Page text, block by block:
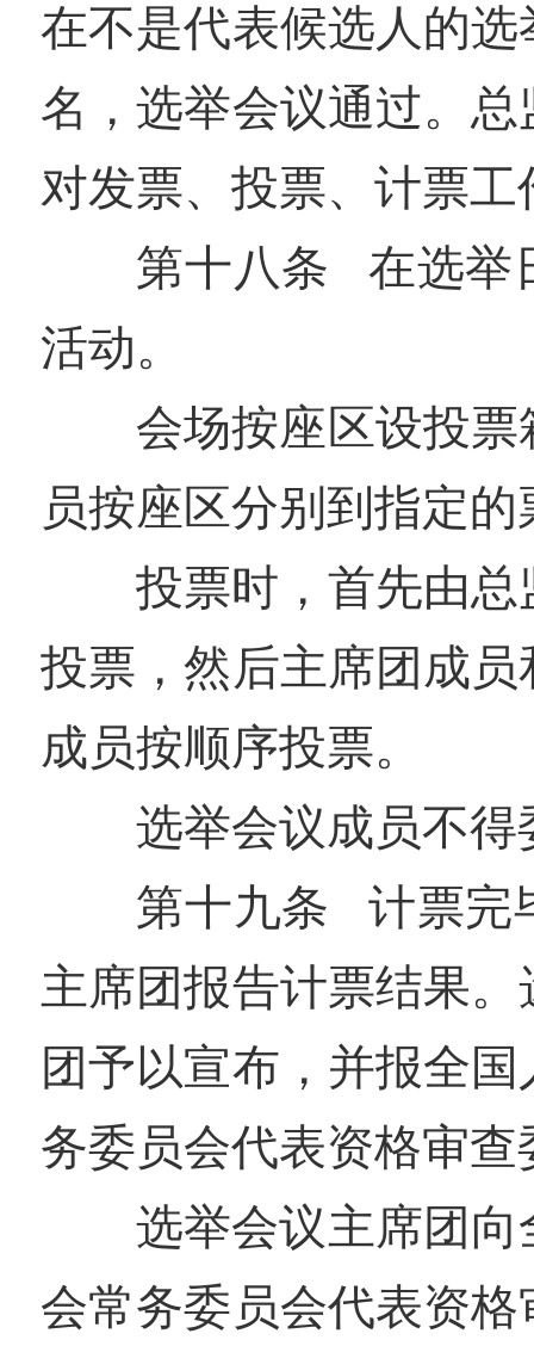
在不是代表候选人的
名，选举会议通过。
对发票、投票、计票
第十八条 在选举
活动。
会场按座区设投
员按座区分别到指定
投票时，首先由
投票，然后主席团成
成员按顺序投票。
选举会议成员不
第十九条 计票完
主席团报告计票结果
团予以宣布，并报全
务委员会代表资格审查
选举会议主席团
会常务委员会代表资